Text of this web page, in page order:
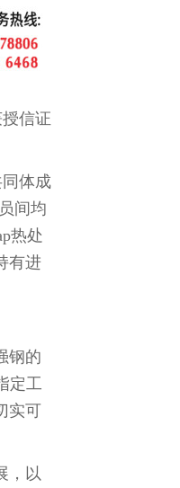
信证
体成
间均
热处
有进
钢的
定工
实可
，以